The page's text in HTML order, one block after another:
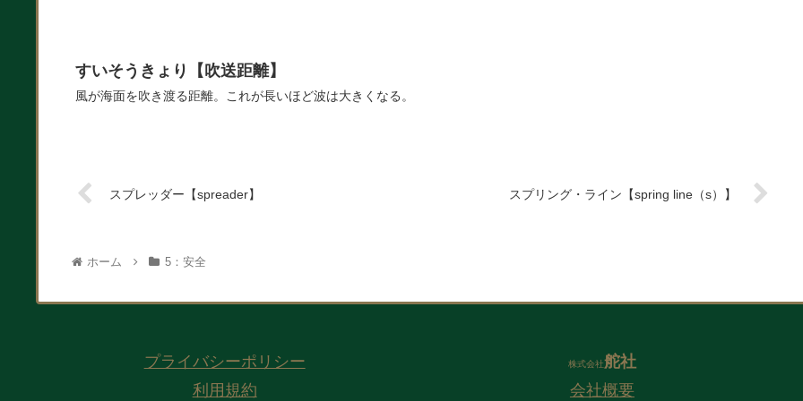
すいそうきょり【吹送距離】
風が海面を吹き渡る距離。これが長いほど波は大きくなる。
スプレッダー【spreader】 スプリング・ライン【spring line（s）】
ホーム 5：安全
プライバシーポリシー
利用規約
株式会社舵社
会社概要